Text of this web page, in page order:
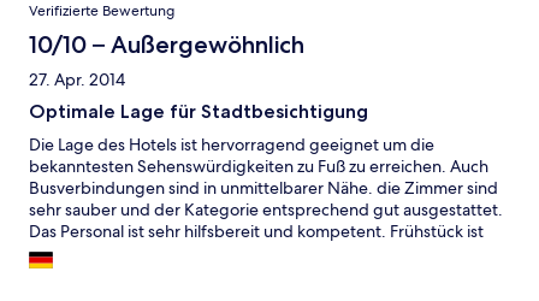
Betten bequem. Die Heizung lief, was Ende März trotz schönen
Wetters nachts angenehm war. Die beiden Fenster bodentief
waren zum Öffnen, was man zum Anschluss an das WLAN
nutzen musste- nur mit weit herausgerecktem Arm bekam man
Kontakt zum hauseigenen Netz... Das Frühstück im fast 2000
Jahre alten Kellergewölbe war für uns Nichtfrühstücker üppig
und selten haben wir es genutzt. Ich denke, es war sehr gut.
Der Service war reizend und hilfreich, die Restauranttipps
vorzüglich, mehr kann man nicht verlangen! Allerdings sprechen
wir Italienisch und das hilft in jedem Falle, aber mit Englisch
kamen die andren Gäste auch ans Ziel :-)
Verifizierte Bewertung
10/10 – Außergewöhnlich
27. Apr. 2014
Optimale Lage für Stadtbesichtigung
Die Lage des Hotels ist hervorragend geeignet um die
bekanntesten Sehenswürdigkeiten zu Fuß zu erreichen. Auch
Busverbindungen sind in unmittelbarer Nähe. die Zimmer sind
sehr sauber und der Kategorie entsprechend gut ausgestattet.
Das Personal ist sehr hilfsbereit und kompetent. Frühstück ist
sehr gut und für alle Geschmäcker ausgerichtet.